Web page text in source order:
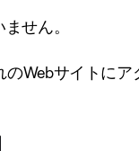
せん。
Webサイトに